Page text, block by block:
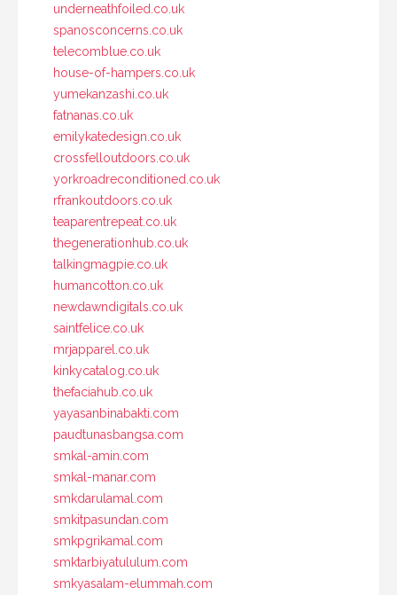
underneathfoiled.co.uk
spanosconcerns.co.uk
telecomblue.co.uk
house-of-hampers.co.uk
yumekanzashi.co.uk
fatnanas.co.uk
emilykatedesign.co.uk
crossfelloutdoors.co.uk
yorkroadreconditioned.co.uk
rfrankoutdoors.co.uk
teaparentrepeat.co.uk
thegenerationhub.co.uk
talkingmagpie.co.uk
humancotton.co.uk
newdawndigitals.co.uk
saintfelice.co.uk
mrjapparel.co.uk
kinkycatalog.co.uk
thefaciahub.co.uk
yayasanbinabakti.com
paudtunasbangsa.com
smkal-amin.com
smkal-manar.com
smkdarulamal.com
smkitpasundan.com
smkpgrikamal.com
smktarbiyatululum.com
smkyasalam-elummah.com